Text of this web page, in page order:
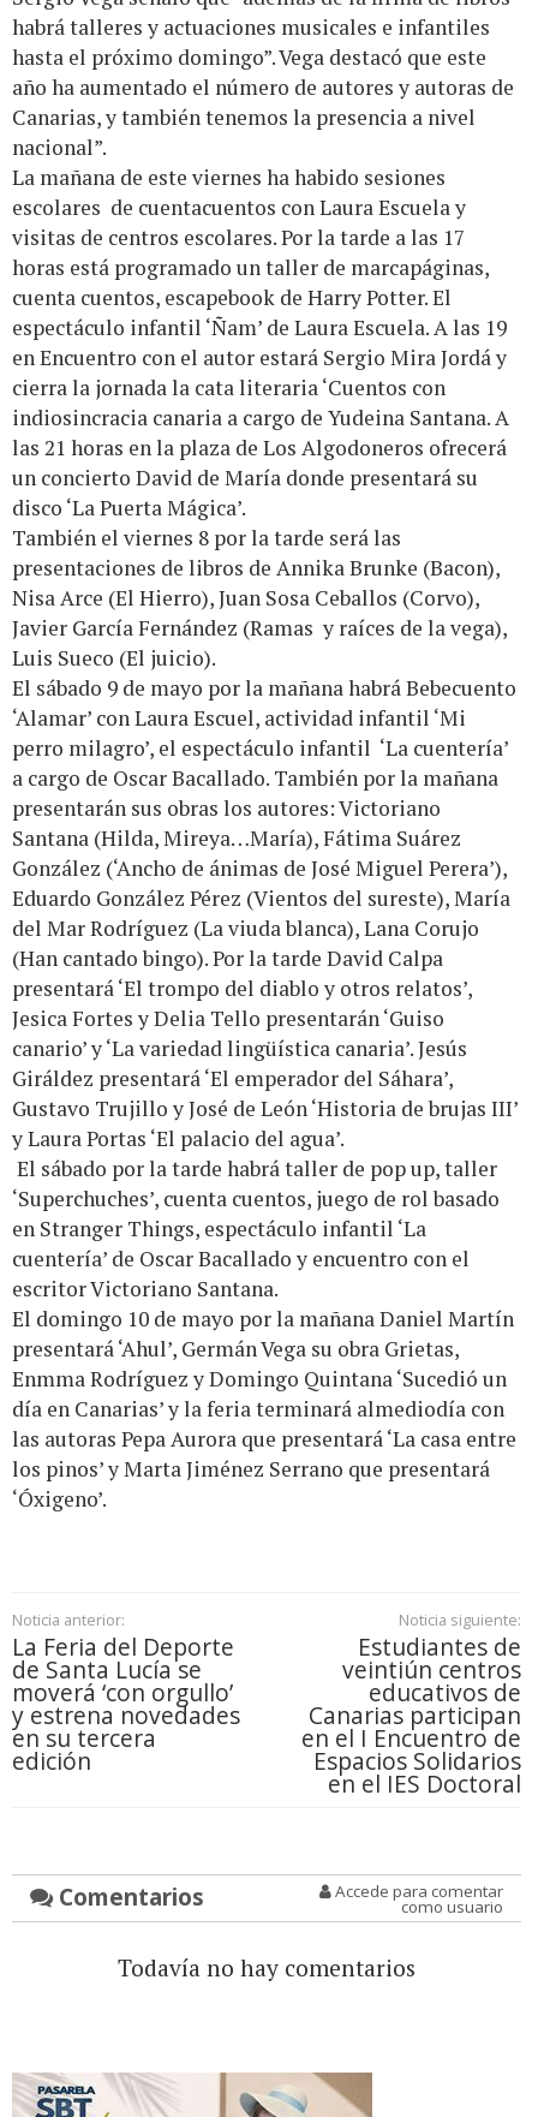
habrá talleres y actuaciones musicales e infantiles
hasta el próximo domingo”. Vega destacó que este
año ha aumentado el número de autores y autoras de
Canarias, y también tenemos la presencia a nivel
nacional”.
La mañana de este viernes ha habido sesiones
escolares de cuentacuentos con Laura Escuela y
visitas de centros escolares. Por la tarde a las 17
horas está programado un taller de marcapáginas,
cuenta cuentos, escapebook de Harry Potter. El
espectáculo infantil ‘Ñam’ de Laura Escuela. A las 19
en Encuentro con el autor estará Sergio Mira Jordá y
cierra la jornada la cata literaria ‘Cuentos con
indiosincracia canaria a cargo de Yudeina Santana. A
las 21 horas en la plaza de Los Algodoneros ofrecerá
un concierto David de María donde presentará su
disco ‘La Puerta Mágica’.
También el viernes 8 por la tarde será las
presentaciones de libros de Annika Brunke (Bacon),
Nisa Arce (El Hierro), Juan Sosa Ceballos (Corvo),
Javier García Fernández (Ramas y raíces de la vega),
Luis Sueco (El juicio).
El sábado 9 de mayo por la mañana habrá Bebecuento
‘Alamar’ con Laura Escuel, actividad infantil ‘Mi
perro milagro’, el espectáculo infantil ‘La cuentería’
a cargo de Oscar Bacallado. También por la mañana
presentarán sus obras los autores: Victoriano
Santana (Hilda, Mireya…María), Fátima Suárez
González (‘Ancho de ánimas de José Miguel Perera’),
Eduardo González Pérez (Vientos del sureste), María
del Mar Rodríguez (La viuda blanca), Lana Corujo
(Han cantado bingo). Por la tarde David Calpa
presentará ‘El trompo del diablo y otros relatos’,
Jesica Fortes y Delia Tello presentarán ‘Guiso
canario’ y ‘La variedad lingüística canaria’. Jesús
Giráldez presentará ‘El emperador del Sáhara’,
Gustavo Trujillo y José de León ‘Historia de brujas III’
y Laura Portas ‘El palacio del agua’.
El sábado por la tarde habrá taller de pop up, taller
‘Superchuches’, cuenta cuentos, juego de rol basado
en Stranger Things, espectáculo infantil ‘La
cuentería’ de Oscar Bacallado y encuentro con el
escritor Victoriano Santana.
El domingo 10 de mayo por la mañana Daniel Martín
presentará ‘Ahul’, Germán Vega su obra Grietas,
Enmma Rodríguez y Domingo Quintana ‘Sucedió un
día en Canarias’ y la feria terminará almediodía con
las autoras Pepa Aurora que presentará ‘La casa entre
los pinos’ y Marta Jiménez Serrano que presentará
‘Óxigeno’.
Noticia anterior:
La Feria del Deporte
de Santa Lucía se
moverá ‘con orgullo’
y estrena novedades
en su tercera
edición
Noticia siguiente:
Estudiantes de
veintiún centros
educativos de
Canarias participan
en el I Encuentro de
Espacios Solidarios
en el IES Doctoral
Comentarios Accede para comentar
como usuario
Todavía no hay comentarios